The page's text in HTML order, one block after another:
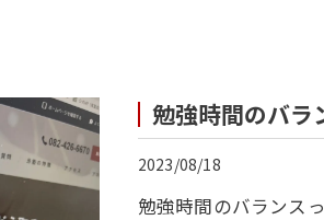
勉強時間のバラ
2023/08/18
勉強時間のバランス